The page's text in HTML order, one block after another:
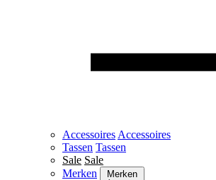
Accessoires Accessoires
Tassen Tassen
Sale Sale
Merken
Merken